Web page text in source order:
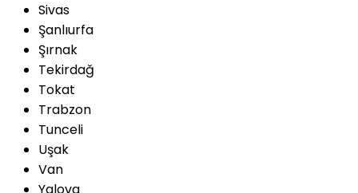
Sivas
Şanlıurfa
Şırnak
Tekirdağ
Tokat
Trabzon
Tunceli
Uşak
Van